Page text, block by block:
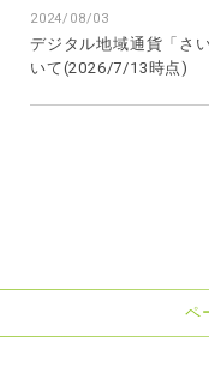
2024/08/03
デジタル地域通貨「さ
いて(2026/7/13時点)
ペ